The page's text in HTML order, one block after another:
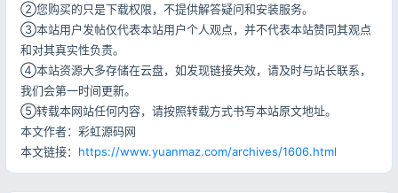
②您购买的只是下载权限，不提供解答疑问和安装服务。
③本站用户发帖仅代表本站用户个人观点，并不代表本站赞同其观点
和对其真实性负责。
④本站资源大多存储在云盘，如发现链接失效，请及时与站长联系，
我们会第一时间更新。
⑤转载本网站任何内容，请按照转载方式书写本站原文地址。
本文作者：彩虹源码网
本文链接： https://www.yuanmaz.com/archives/1606.html